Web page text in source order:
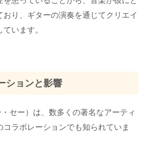
おり、ギターの演奏を通じてクリエイ
います​。
ションと影響
セー）は、数多くの著名なアーティ
ラボレーションでも知られていま